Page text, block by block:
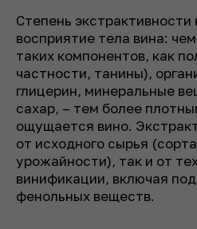
Степень
восприятие тела вина:
таких компонентов, как
частности, танины),
глицерин, минеральные
сахар, – тем более
ощущается вино.
от исходного сырья
урожайности), так и от
винификации, включая
фенольных веществ.